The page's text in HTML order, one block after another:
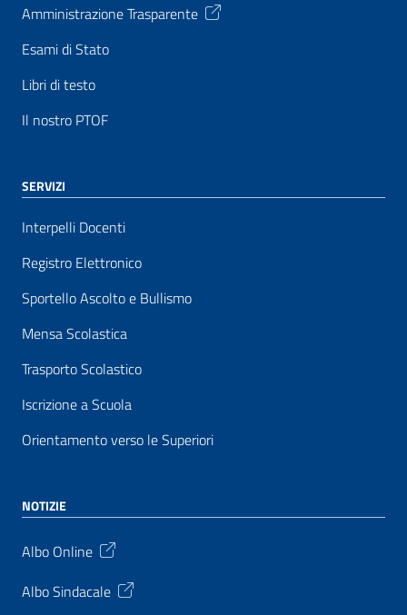
Amministrazione Trasparente
Esami di Stato
Libri di testo
Il nostro PTOF
SERVIZI
Interpelli Docenti
Registro Elettronico
Sportello Ascolto e Bullismo
Mensa Scolastica
Trasporto Scolastico
Iscrizione a Scuola
Orientamento verso le Superiori
NOTIZIE
Albo Online
Albo Sindacale